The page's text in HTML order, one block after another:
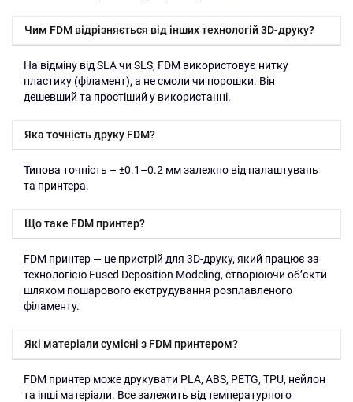
Чим FDM відрізняється від інших технологій 3D-друку?
На відміну від SLA чи SLS, FDM використовує нитку
пластику (філамент), а не смоли чи порошки. Він
дешевший та простіший у використанні.
Яка точність друку FDM?
Типова точність – ±0.1–0.2 мм залежно від налаштувань
та принтера.
Що таке FDM принтер?
FDM принтер — це пристрій для 3D-друку, який працює за
технологією Fused Deposition Modeling, створюючи об’єкти
шляхом пошарового екструдування розплавленого
філаменту.
Які матеріали сумісні з FDM принтером?
FDM принтер може друкувати PLA, ABS, PETG, TPU, нейлон
та інші матеріали. Все залежить від температурного